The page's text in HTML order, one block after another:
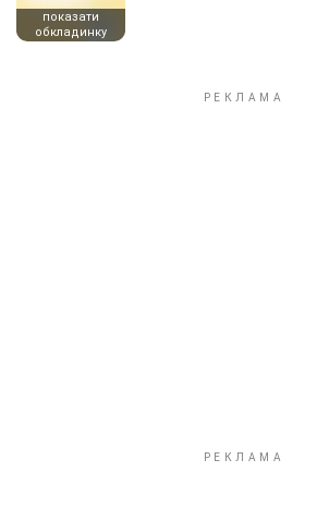
показати
обкладинку